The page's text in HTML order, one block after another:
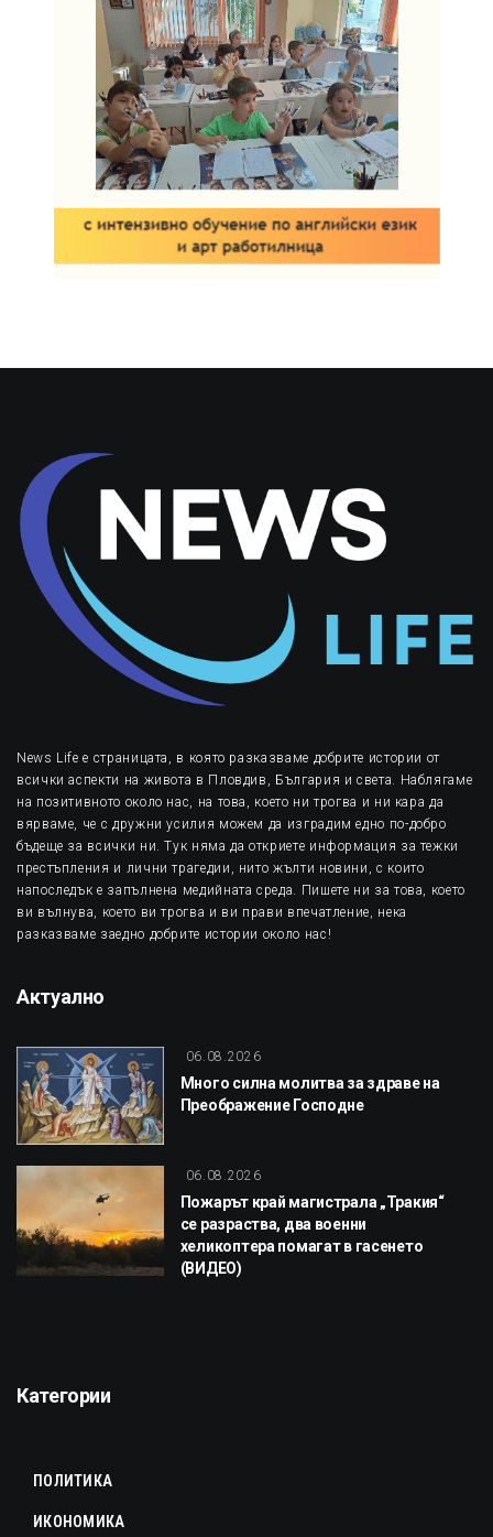
News Life е страницата, в която разказваме добрите истории от
всички аспекти на живота в Пловдив, България и света. Наблягаме
на позитивното около нас, на това, което ни трогва и ни кара да
вярваме, че с дружни усилия можем да изградим едно по-добро
бъдеще за всички ни. Тук няма да откриете информация за тежки
престъпления и лични трагедии, нито жълти новини, с които
напоследък е запълнена медийната среда. Пишете ни за това, което
ви вълнува, което ви трогва и ви прави впечатление, нека
разказваме заедно добрите истории около нас!
Актуално
06.08.2026
Много силна молитва за здраве на
Преображение Господне
06.08.2026
Пожарът край магистрала „Тракия“
се разраства, два военни
хеликоптера помагат в гасенето
(ВИДЕО)
Категории
ПОЛИТИКА
ИКОНОМИКА